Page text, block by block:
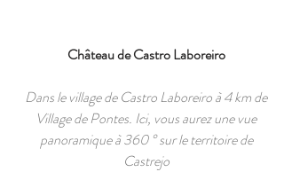
Château de Castro Laboreiro
Dans le village de Castro Laboreiro à 4 km de
Village de Pontes. Ici, vous aurez une vue
panoramique à 360 ° sur le territoire de
Castrejo